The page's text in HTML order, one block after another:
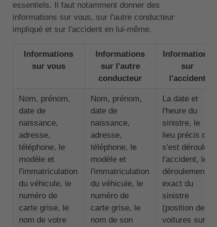
essentiels. Il faut notamment donner des
informations sur vous, sur l'autre conducteur
impliqué et sur l'accident en lui-même.
Informations
sur vous
Informations
sur l'autre
conducteur
Informations
sur
l'accident
Nom, prénom,
date de
naissance,
adresse,
téléphone, le
modèle et
l'immatriculation
du véhicule, le
numéro de
carte grise, le
nom de votre
Nom, prénom,
date de
naissance,
adresse,
téléphone, le
modèle et
l'immatriculation
du véhicule, le
numéro de
carte grise, le
nom de son
La date et
l'heure du
sinistre, le
lieu précis où
s'est déroulé
l'accident, le
déroulement
exact du
sinistre
(position des
voitures sur